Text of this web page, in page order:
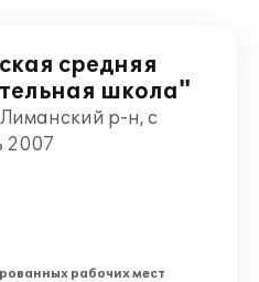
средняя
школа"
р-н, с
2007
рабочих мест